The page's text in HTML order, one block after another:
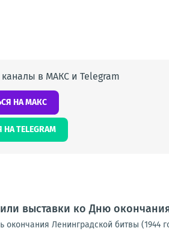
в МАКС и Telegram
НА МАКС
TELEGRAM
выставки ко Дню
окончания Ленинградской битвы (1944